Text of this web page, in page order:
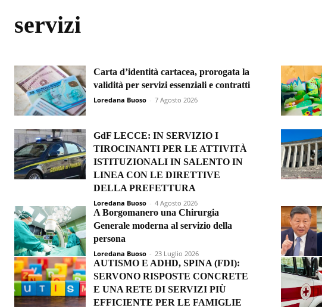
servizi
Carta d’identità cartacea, prorogata la
validità per servizi essenziali e contratti
Loredana Buoso - 7 Agosto 2026
GdF LECCE: IN SERVIZIO I
TIROCINANTI PER LE ATTIVITÀ
ISTITUZIONALI IN SALENTO IN
LINEA CON LE DIRETTIVE
DELLA PREFETTURA
Loredana Buoso - 4 Agosto 2026
A Borgomanero una Chirurgia
Generale moderna al servizio della
persona
Loredana Buoso - 23 Luglio 2026
AUTISMO E ADHD, SPINA (FDI):
SERVONO RISPOSTE CONCRETE
E UNA RETE DI SERVIZI PIÙ
EFFICIENTE PER LE FAMIGLIE